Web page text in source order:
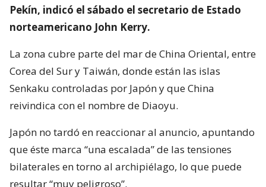
Pekín, indicó el sábado el secretario de Estado
norteamericano John Kerry.
La zona cubre parte del mar de China Oriental, entre
Corea del Sur y Taiwán, donde están las islas
Senkaku controladas por Japón y que China
reivindica con el nombre de Diaoyu.
Japón no tardó en reaccionar al anuncio, apuntando
que éste marca “una escalada” de las tensiones
bilaterales en torno al archipiélago, lo que puede
resultar “muy peligroso”.